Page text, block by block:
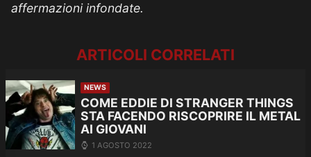
affermazioni infondate.
ARTICOLI CORRELATI
NEWS
COME EDDIE DI STRANGER THINGS
STA FACENDO RISCOPRIRE IL METAL
AI GIOVANI
1 AGOSTO 2022